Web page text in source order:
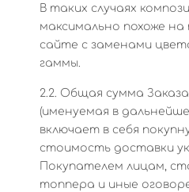
В таких случаях
максимально похоже
сайте с заменами
гаммы.
2.2. Общая сумма
(именуемая в
включает в себя
стоимость доставки
Покупателем лицам,
топпера и иные